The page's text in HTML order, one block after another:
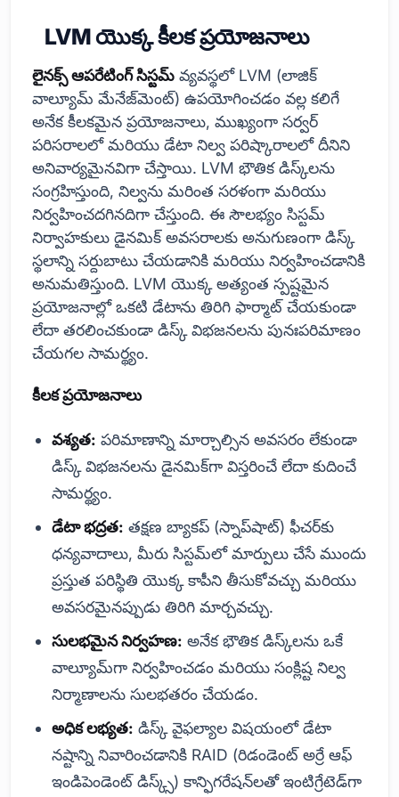
LVM యొక్క కీలక ప్రయోజనాలు
లైనక్స్ ఆపరేటింగ్ సిస్టమ్ వ్యవస్థలో LVM (లాజిక్
వాల్యూమ్ మేనేజ్‌మెంట్) ఉపయోగించడం వల్ల కలిగే
అనేక కీలకమైన ప్రయోజనాలు, ముఖ్యంగా సర్వర్
పరిసరాలలో మరియు డేటా నిల్వ పరిష్కారాలలో దీనిని
అనివార్యమైనవిగా చేస్తాయి. LVM భౌతిక డిస్క్‌లను
సంగ్రహిస్తుంది, నిల్వను మరింత సరళంగా మరియు
నిర్వహించదగినదిగా చేస్తుంది. ఈ సౌలభ్యం సిస్టమ్
నిర్వాహకులు డైనమిక్ అవసరాలకు అనుగుణంగా డిస్క్
స్థలాన్ని సర్దుబాటు చేయడానికి మరియు నిర్వహించడానికి
అనుమతిస్తుంది. LVM యొక్క అత్యంత స్పష్టమైన
ప్రయోజనాల్లో ఒకటి డేటాను తిరిగి ఫార్మాట్ చేయకుండా
లేదా తరలించకుండా డిస్క్ విభజనలను పునఃపరిమాణం
చేయగల సామర్థ్యం.
కీలక ప్రయోజనాలు
వశ్యత: పరిమాణాన్ని మార్చాల్సిన అవసరం లేకుండా
డిస్క్ విభజనలను డైనమిక్‌గా విస్తరించే లేదా కుదించే
సామర్థ్యం.
డేటా భద్రత: తక్షణ బ్యాకప్ (స్నాప్‌షాట్) ఫీచర్‌కు
ధన్యవాదాలు, మీరు సిస్టమ్‌లో మార్పులు చేసే ముందు
ప్రస్తుత పరిస్థితి యొక్క కాపీని తీసుకోవచ్చు మరియు
అవసరమైనప్పుడు తిరిగి మార్చవచ్చు.
సులభమైన నిర్వహణ: అనేక భౌతిక డిస్క్‌లను ఒకే
వాల్యూమ్‌గా నిర్వహించడం మరియు సంక్లిష్ట నిల్వ
నిర్మాణాలను సులభతరం చేయడం.
అధిక లభ్యత: డిస్క్ వైఫల్యాల విషయంలో డేటా
నష్టాన్ని నివారించడానికి RAID (రిడండెంట్ అర్రే ఆఫ్
ఇండిపెండెంట్ డిస్క్స్) కాన్ఫిగరేషన్‌లతో ఇంటిగ్రేటెడ్‌గా